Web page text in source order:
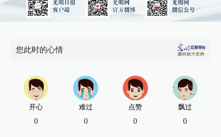
您此时的心情
开心
0
难过
0
点赞
0
飘过
0